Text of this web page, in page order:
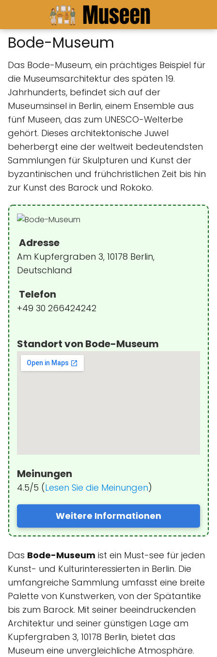
Bode-Museum
Das Bode-Museum, ein prächtiges Beispiel für
die Museumsarchitektur des späten 19.
Jahrhunderts, befindet sich auf der
Museumsinsel in Berlin, einem Ensemble aus
fünf Museen, das zum UNESCO-Welterbe
gehört. Dieses architektonische Juwel
beherbergt eine der weltweit bedeutendsten
Sammlungen für Skulpturen und Kunst der
byzantinischen und frühchristlichen Zeit bis hin
zur Kunst des Barock und Rokoko.
Adresse
Am Kupfergraben 3, 10178 Berlin,
Deutschland
Telefon
+49 30 266424242
Standort von Bode-Museum
Meinungen
4.5/5 (Lesen Sie die Meinungen)
Weitere Informationen
Das Bode-Museum ist ein Must-see für jeden
Kunst- und Kulturinteressierten in Berlin. Die
umfangreiche Sammlung umfasst eine breite
Palette von Kunstwerken, von der Spätantike
bis zum Barock. Mit seiner beeindruckenden
Architektur und seiner günstigen Lage am
Kupfergraben 3, 10178 Berlin, bietet das
Museum eine unvergleichliche Atmosphäre.